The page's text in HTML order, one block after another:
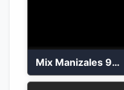
Mix Manizales 95.1 FM en Vivo